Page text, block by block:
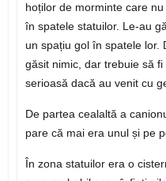
hoților de morminte care
în spatele statuilor. Le-au
un spațiu gol în spatele lor.
găsit nimic, dar trebuie să
serioasă dacă au venit cu
De partea cealaltă a
pare că mai era unul și pe
În zona statuilor era o